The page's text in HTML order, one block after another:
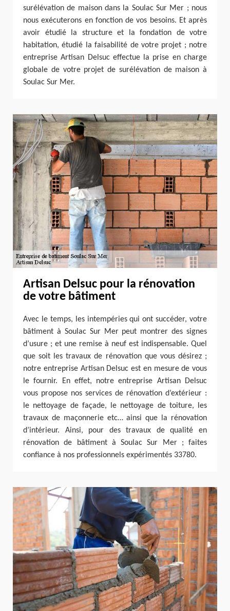
surélévation de maison dans la Soulac Sur Mer ; nous
nous exécuterons en fonction de vos besoins. Et après
avoir étudié la structure et la fondation de votre
habitation, étudié la faisabilité de votre projet ; notre
entreprise Artisan Delsuc effectue la prise en charge
globale de votre projet de surélévation de maison à
Soulac Sur Mer.
Artisan Delsuc pour la rénovation
de votre bâtiment
Avec le temps, les intempéries qui ont succéder, votre
bâtiment à Soulac Sur Mer peut montrer des signes
d’usure ; et une remise à neuf est indispensable. Quel
que soit les travaux de rénovation que vous désirez ;
notre entreprise Artisan Delsuc est en mesure de vous
le fournir. En effet, notre entreprise Artisan Delsuc
vous propose nos services de rénovation d’extérieur :
le nettoyage de façade, le nettoyage de toiture, les
travaux de maçonnerie etc… ainsi que la rénovation
d’intérieur. Ainsi, pour des travaux de qualité en
rénovation de bâtiment à Soulac Sur Mer ; faites
confiance à nos professionnels expérimentés 33780.